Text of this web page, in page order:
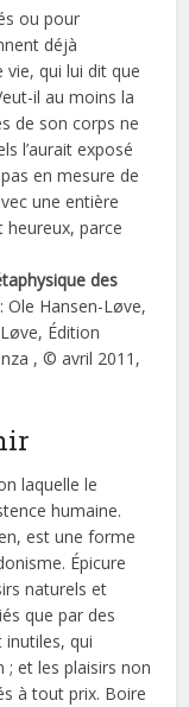
ou pour
déjà
qui lui dit que
il au moins la
de son corps ne
l’aurait exposé
en mesure de
une entière
parce
des
Ole Hansen-Løve,
Édition
, © avril 2011,
laquelle le
humaine.
est une forme
Épicure
naturels et
que par des
inutiles, qui
et les plaisirs non
à tout prix. Boire